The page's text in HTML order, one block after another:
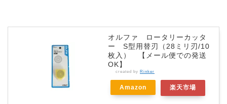
オルファ ロータリーカッタ
ー S型用替刃（28ミリ刃/10
枚入） 【メール便での発送
OK】
created by Rinker
Amazon 楽天市場